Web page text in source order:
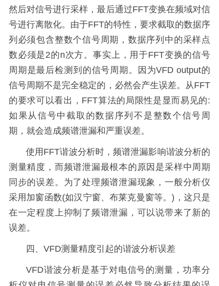
然后对信号进行采样，最后通过FFT变换在频域对信
号进行离散化。由于FFT的特性，要求截取的数据序
列必须包含整数个信号周期，数据序列中的采样点
数必须是2的n次方。事实上，用于FFT变换的信号
周期是最后检测到的信号周期。因为VFD output的
信号周期不是完全稳定的，必然会产生误差。从FFT
的要求可以看出，FFT算法的局限性是显而易见的:
如果从信号中截取的数据序列不是整数个信号周
期，就会造成频谱泄漏和严重误差。
使用FFT谐波分析时，频谱泄漏影响谐波分析的
测量精度，而频谱泄漏最根本的原因是采样中周期
同步的误差。为了处理频谱泄漏现象，一般分析仪
采用加窗函数(如汉宁窗、布莱克曼窗等。)，这只是
在一定程度上抑制了频谱泄漏，可以说带来了新的
误差。
四、VFD测量精度引起的谐波分析误差
VFD谐波分析是基于对电信号的测量，功率分